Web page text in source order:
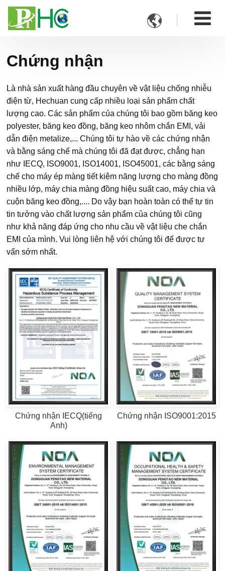

Chứng nhận
Là nhà sản xuất hàng đầu chuyên về vật liệu chống nhiễu
điện từ, Hechuan cung cấp nhiều loại sản phẩm chất
lượng cao. Các sản phẩm của chúng tôi bao gồm băng keo
polyester, băng keo đồng, băng keo nhôm chắn EMI, vải
dẫn điện metalize,... Chúng tôi tự hào về các chứng nhận
và bằng sáng chế mà chúng tôi đã đạt được, chẳng hạn
như IECQ, ISO9001, ISO14001, ISO45001, các bằng sáng
chế cho máy ép màng tiết kiệm năng lượng cho màng đồng
nhiều lớp, máy chia màng đồng hiệu suất cao, máy chia và
cuộn băng keo đồng,.... Do vậy bạn hoàn toàn có thể tự tin
tin tưởng vào chất lượng sản phẩm của chúng tôi cũng
như khả năng đáp ứng cho nhu cầu về vật liệu che chắn
EMI của mình. Vui lòng liên hệ với chúng tôi để được tư
vấn sớm nhất.
Chứng nhận IECQ(tiếng
Anh)
Chứng nhận ISO9001:2015